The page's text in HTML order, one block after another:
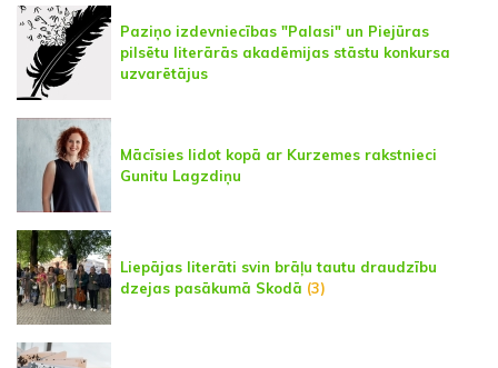
Paziņo izdevniecības "Palasi" un Piejūras
pilsētu literārās akadēmijas stāstu konkursa
uzvarētājus
Mācīsies lidot kopā ar Kurzemes rakstnieci
Gunitu Lagzdiņu
Liepājas literāti svin brāļu tautu draudzību
dzejas pasākumā Skodā (3)